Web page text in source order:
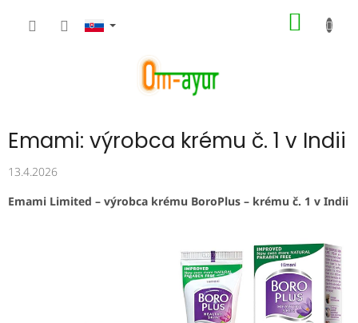
Emami: výrobca krému č. 1 v Indii
13.4.2026
Emami Limited – výrobca krému BoroPlus – krému č. 1 v Indii